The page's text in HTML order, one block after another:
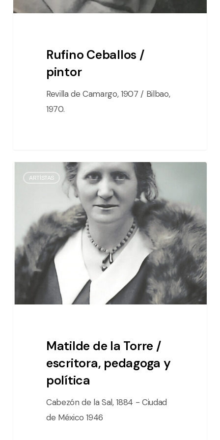
Rufino Ceballos /
pintor
Revilla de Camargo, 1907 / Bilbao,
1970.
escritora,
pedagoga
ARTÍSTAS
Matilde de la Torre /
escritora, pedagoga y
política
Cabezón de la Sal, 1884 - Ciudad
de México 1946